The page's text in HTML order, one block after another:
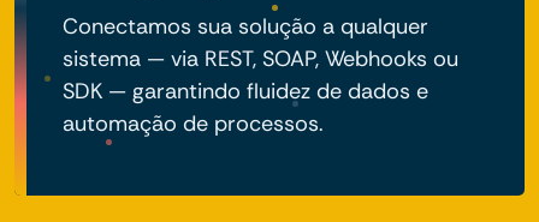
Conectamos sua solução a qualquer
sistema — via REST, SOAP, Webhooks ou
SDK — garantindo fluidez de dados e
automação de processos.